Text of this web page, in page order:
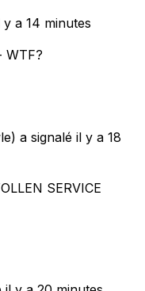
y a 14 minutes
WTF?
a signalé il y a 18
SERVICE